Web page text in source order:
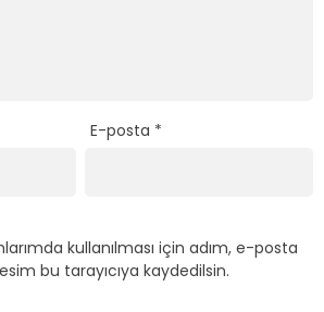
E-posta *
kullanılması için adım, e-posta
bu tarayıcıya kaydedilsin.